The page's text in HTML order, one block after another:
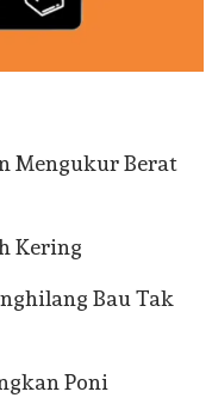
Mengukur Berat
Kering
Bau Tak
Poni